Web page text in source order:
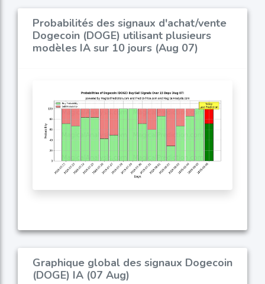
Probabilités des signaux d'achat/vente
Dogecoin (DOGE) utilisant plusieurs
modèles IA sur 10 jours (Aug 07)
Graphique global des signaux Dogecoin
(DOGE) IA (07 Aug)